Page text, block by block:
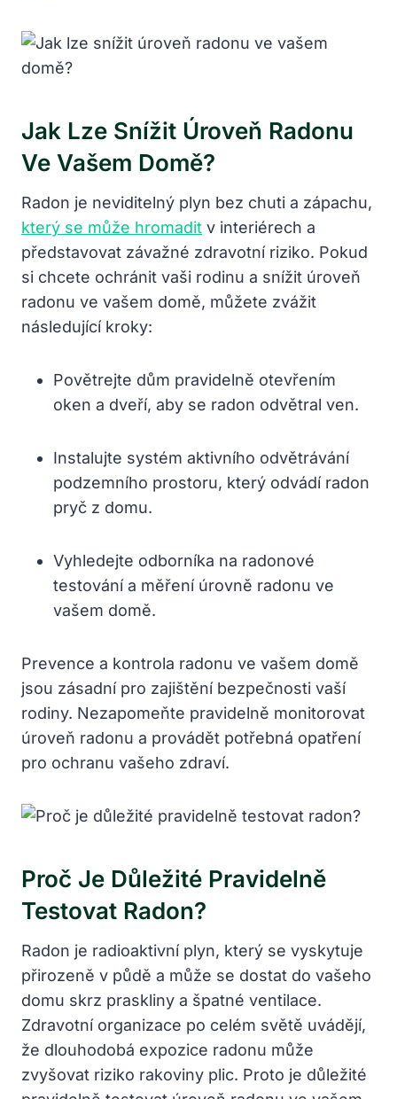
Jak Lze Snížit Úroveň Radonu
Ve Vašem Domě?
Radon je neviditelný plyn bez chuti a zápachu,
který se může hromadit v interiérech a
představovat závažné zdravotní riziko. Pokud
si chcete ochránit vaši rodinu a snížit úroveň
radonu ve vašem domě, můžete zvážit
následující kroky:
Povětrejte dům pravidelně otevřením
oken a dveří, aby se radon odvětral ven.
Instalujte systém aktivního odvětrávání
podzemního prostoru, který odvádí radon
pryč z domu.
Vyhledejte odborníka na radonové
testování a měření úrovně radonu ve
vašem domě.
Prevence a kontrola radonu ve vašem domě
jsou zásadní pro zajištění bezpečnosti vaší
rodiny. Nezapomeňte pravidelně monitorovat
úroveň radonu a provádět potřebná opatření
pro ochranu vašeho zdraví.
Proč Je Důležité Pravidelně
Testovat Radon?
Radon je radioaktivní plyn, který se vyskytuje
přirozeně v půdě a může se dostat do vašeho
domu skrz praskliny a špatné ventilace.
Zdravotní organizace po celém světě uvádějí,
že dlouhodobá expozice radonu může
zvyšovat riziko rakoviny plic. Proto je důležité